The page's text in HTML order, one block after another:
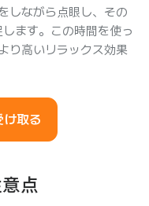
しながら点眼し、その
ます。この時間を使っ
り高いリラックス効果
取る
点